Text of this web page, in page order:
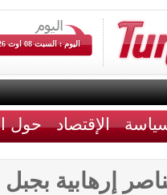
اليوم : السبت 08 اوت 2026
الإقتصاد حول
إرهابية